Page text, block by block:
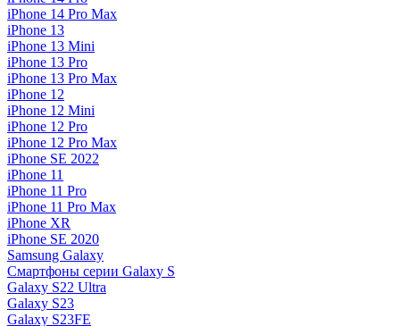
iPhone 14 Pro Max
iPhone 13
iPhone 13 Mini
iPhone 13 Pro
iPhone 13 Pro Max
iPhone 12
iPhone 12 Mini
iPhone 12 Pro
iPhone 12 Pro Max
iPhone SE 2022
iPhone 11
iPhone 11 Pro
iPhone 11 Pro Max
iPhone XR
iPhone SE 2020
Samsung Galaxy
Смартфоны серии Galaxy S
Galaxy S22 Ultra
Galaxy S23
Galaxy S23FE